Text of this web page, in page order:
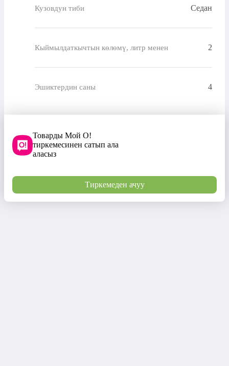
Кузовдун тиби Седан
Кыймылдаткычтын көлөмү, литр менен 2
Эшиктердин саны 4
Товарды Мой О!
тиркемесинен сатып ала
аласыз
Тиркемеден ачуу